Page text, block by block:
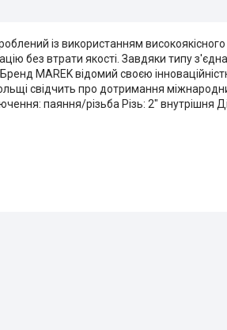
із використанням високоякісного
без втрати якості. Завдяки типу
MAREK відомий своєю
свідчить про дотримання
паяння/різьба Різь: 2" внутрішня